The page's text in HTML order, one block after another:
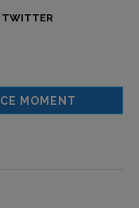
TWITTER
MOMENT